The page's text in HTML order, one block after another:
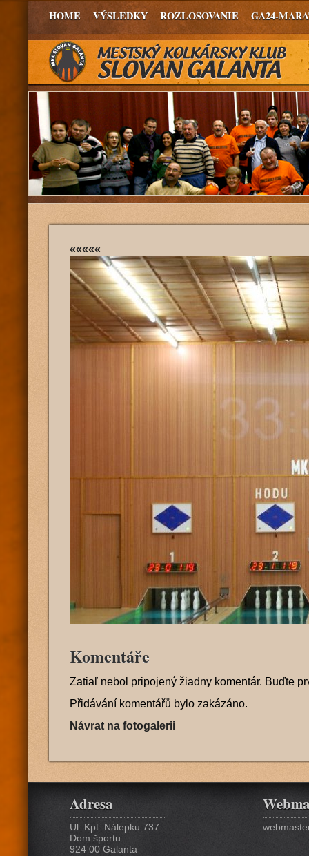
HOME VÝSLEDKY ROZLOSOVANIE GA24-
«««««
Komentáře
Zatiaľ nebol pripojený žiadny komentár. Buďte
Přidávání komentářů bylo zakázáno.
Návrat na fotogalerii
Adresa
Ul. Kpt. Nálepku 737
Dom športu
924 00 Galanta